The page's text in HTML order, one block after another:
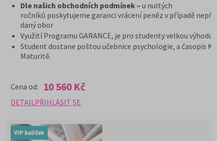
Dle našich obchodních podmínek – u nultých
ročníků poskytujeme garanci vrácení peněz v případě
daný obor
Využití Programu GARANCE, je pro studenty velkou
Student dostane poštou učebnice psychologie, a časopis
Maturitě.
Cena od: 10 560 Kč
DETAILPŘIHLÁSIT SE